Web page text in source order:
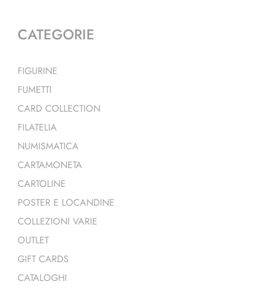
CATEGORIE
FIGURINE
FUMETTI
CARD COLLECTION
FILATELIA
NUMISMATICA
CARTAMONETA
CARTOLINE
POSTER E LOCANDINE
COLLEZIONI VARIE
OUTLET
GIFT CARDS
CATALOGHI